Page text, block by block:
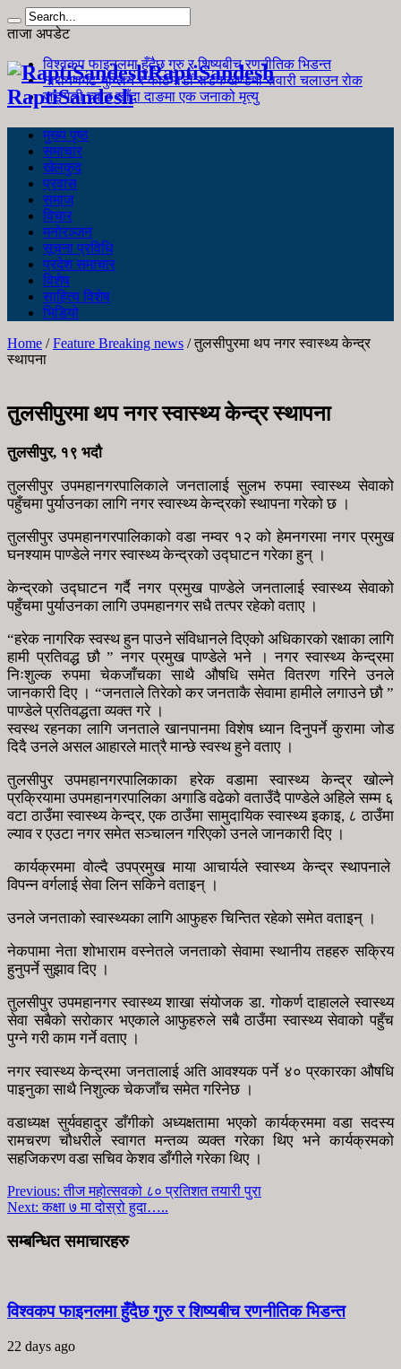
ताजा अपडेट
विश्वकप फाइनलमा हुँदैछ गुरु र शिष्यबीच रणनीतिक भिडन्त
नारायणगढ-मुग्लिन र काठमाडौं सडकखण्डमा सवारी चलाउन रोक
जङ्गली च्याउ खाँदा दाङमा एक जनाको मृत्यु
RaptiSandesh
RaptiSandesh
मुख्य पृष्ठ
समाचार
खेलकुद
प्रवास
समाज
विचार
मनोरञ्जन
सूचना प्रविधि
प्रदेश समाचार
विशेष
साहित्य विशेष
भिडियो
Home /Feature Breaking news /तुलसीपुरमा थप नगर स्वास्थ्य केन्द्र
स्थापना
तुलसीपुरमा थप नगर स्वास्थ्य केन्द्र स्थापना
तुलसीपुर, १९ भदौ
तुलसीपुर उपमहानगरपालिकाले जनतालाई सुलभ रुपमा स्वास्थ्य सेवाको
पहुँचमा पुर्याउनका लागि नगर स्वास्थ्य केन्द्रको स्थापना गरेको छ ।
तुलसीपुर उपमहानगरपालिकाको वडा नम्वर १२ को हेमनगरमा नगर प्रमुख
घनश्याम पाण्डेले नगर स्वास्थ्य केन्द्रको उद्घाटन गरेका हुन् ।
केन्द्रको उद्घाटन गर्दै नगर प्रमुख पाण्डेले जनतालाई स्वास्थ्य सेवाको
पहुँचमा पुर्याउनका लागि उपमहानगर सधै तत्पर रहेको वताए ।
“हरेक नागरिक स्वस्थ हुन पाउने संविधानले दिएको अधिकारको रक्षाका लागि
हामी प्रतिवद्ध छौ ” नगर प्रमुख पाण्डेले भने । नगर स्वास्थ्य केन्द्रमा
निःशुल्क रुपमा चेकजाँचका साथै औषधि समेत वितरण गरिने उनले
जानकारी दिए । “जनताले तिरेको कर जनताकै सेवामा हामीले लगाउने छौ ”
पाण्डेले प्रतिवद्धता व्यक्त गरे ।
स्वस्थ रहनका लागि जनताले खानपानमा विशेष ध्यान दिनुपर्ने कुरामा जोड
दिदै उनले असल आहारले मात्रै मान्छे स्वस्थ हुने वताए ।
तुलसीपुर उपमहानगरपालिकाका हरेक वडामा स्वास्थ्य केन्द्र खोल्ने
प्रक्रियामा उपमहानगरपालिका अगाडि वढेको वताउँदै पाण्डेले अहिले सम्म ६
वटा ठाउँमा स्वास्थ्य केन्द्र, एक ठाउँमा सामुदायिक स्वास्थ्य इकाइ, ८ ठाउँमा
ल्याव र एउटा नगर समेत सञ्चालन गरिएको उनले जानकारी दिए ।
कार्यक्रममा वोल्दै उपप्रमुख माया आचार्यले स्वास्थ्य केन्द्र स्थापनाले
विपन्न वर्गलाई सेवा लिन सकिने वताइन् ।
उनले जनताको स्वास्थ्यका लागि आफुहरु चिन्तित रहेको समेत वताइन् ।
नेकपामा नेता शोभाराम वस्नेतले जनताको सेवामा स्थानीय तहहरु सक्रिय
हुनुपर्ने सुझाव दिए ।
तुलसीपुर उपमहानगर स्वास्थ्य शाखा संयोजक डा. गोकर्ण दाहालले स्वास्थ्य
सेवा सबैको सरोकार भएकाले आफुहरुले सबै ठाउँमा स्वास्थ्य सेवाको पहुँच
पुग्ने गरी काम गर्ने वताए ।
नगर स्वास्थ्य केन्द्रमा जनतालाई अति आवश्यक पर्ने ४० प्रकारका औषधि
पाइनुका साथै निशुल्क चेकजाँच समेत गरिनेछ ।
वडाध्यक्ष सुर्यवहादुर डाँगीको अध्यक्षतामा भएको कार्यक्रममा वडा सदस्य
रामचरण चौधरीले स्वागत मन्तव्य व्यक्त गरेका थिए भने कार्यक्रमको
सहजिकरण वडा सचिव केशव डाँगीले गरेका थिए ।
Previous: तीज महोत्सवको ८० प्रतिशत तयारी पुरा
Next: कक्षा ७ मा दोस्रो हुदा…..
सम्बन्धित समाचारहरु
विश्वकप फाइनलमा हुँदैछ गुरु र शिष्यबीच रणनीतिक भिडन्त
22 days ago